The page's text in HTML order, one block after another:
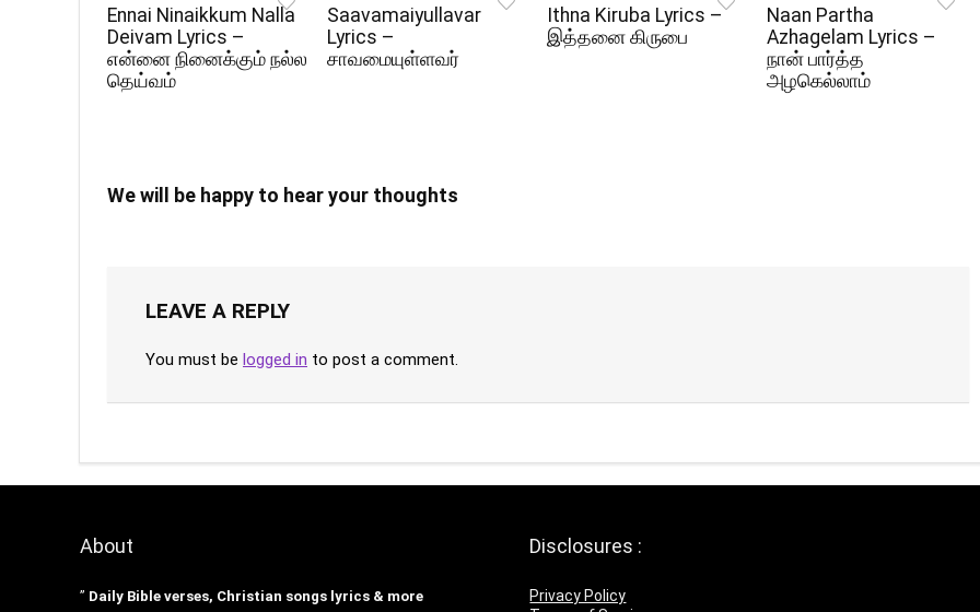
Ennai Ninaikkum Nalla
Deivam Lyrics –
என்னை நினைக்கும் நல்ல
தெய்வம்
Saavamaiyullavar
Lyrics –
சாவமையுள்ளவர்
Ithna Kiruba Lyrics –
இத்தனை கிருபை
Naan Partha
Azhagelam Lyrics –
நான் பார்த்த
அழகெல்லாம்
We will be happy to hear your thoughts
LEAVE A REPLY
You must be logged in to post a comment.
About
” Daily Bible verses, Christian songs lyrics & more
Disclosures :
Privacy Policy